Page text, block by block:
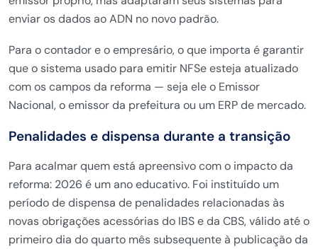
enviar os dados ao ADN no novo padrão.
Para o contador e o empresário, o que importa é garantir
que o sistema usado para emitir NFSe esteja atualizado
com os campos da reforma — seja ele o Emissor
Nacional, o emissor da prefeitura ou um ERP de mercado.
Penalidades e dispensa durante a transição
Para acalmar quem está apreensivo com o impacto da
reforma: 2026 é um ano educativo. Foi instituído um
período de dispensa de penalidades relacionadas às
novas obrigações acessórias do IBS e da CBS, válido até o
primeiro dia do quarto mês subsequente à publicação da